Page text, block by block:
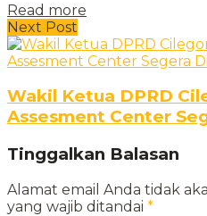
Read more
Next Post
Wakil Ketua DPRD
Assesment Center
Tinggalkan Balasan
Alamat email Anda tidak
yang wajib ditandai *